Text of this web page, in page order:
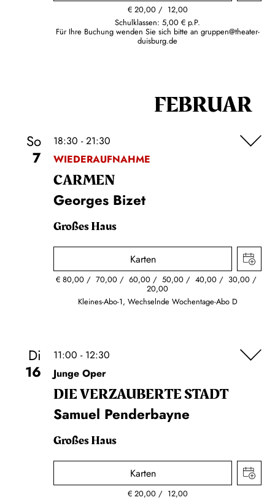
€ 20,00
12,00
Schulklassen: 5,00 € p.P.
Für Ihre Buchung wenden Sie sich bitte an gruppen@theater-
duisburg.de
FEBRUAR
So
7
18:30 - 21:30
WIEDERAUFNAHME
CARMEN
Georges Bizet
Großes Haus
Karten
€80,00 70,00 60,00 50,00 40,00 30,00
20,00
Kleines-Abo-1, Wechselnde Wochentage-Abo D
Di
16
11:00 - 12:30
Junge Oper
DIE VERZAUBERTE STADT
Samuel Penderbayne
Großes Haus
Karten
€ 20,00
12,00